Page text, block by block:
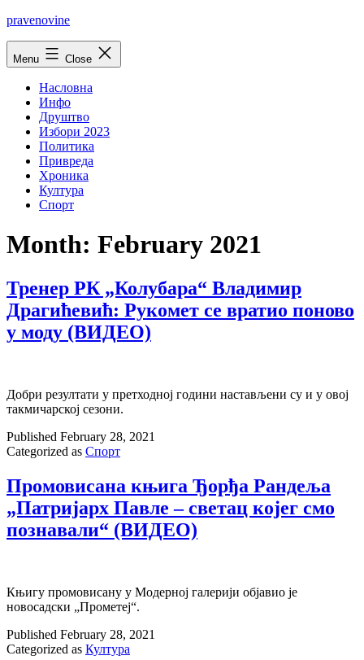
Skip
pravenovine
Menu Close
Насловна
Инфо
Друштво
Избори 2023
Политика
Привреда
Хроника
Култура
Спорт
Month: February 2021
Тренер РК „Колубара“ Владимир
Драгићевић: Рукомет се вратио поново
у моду (ВИДЕО)
Добри резултати у претходној години настављени су и у овој
такмичарској сезони.
Published February 28, 2021
Categorized as Спорт
Промовисана књига Ђорђа Рандеља
„Патријарх Павле – светац којег смо
познавали“ (ВИДЕО)
Књигу промовисану у Модерној галерији објавио је
новосадски „Прометеј“.
Published February 28, 2021
Categorized as Култура